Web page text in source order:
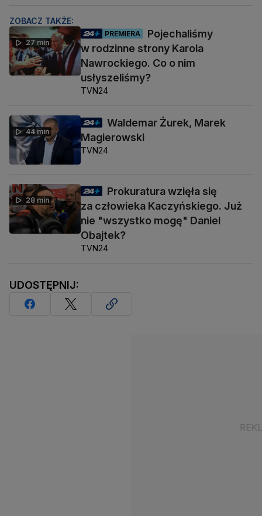
ZOBACZ TAKŻE:
27 min
PREMIERA
Pojechaliśmy
w rodzinne strony Karola
Nawrockiego. Co o nim
usłyszeliśmy?
TVN24
44 min
Waldemar Żurek, Marek
Magierowski
TVN24
28 min
Prokuratura wzięła się
za człowieka Kaczyńskiego. Już
nie "wszystko mogę" Daniel
Obajtek?
TVN24
UDOSTĘPNIJ: